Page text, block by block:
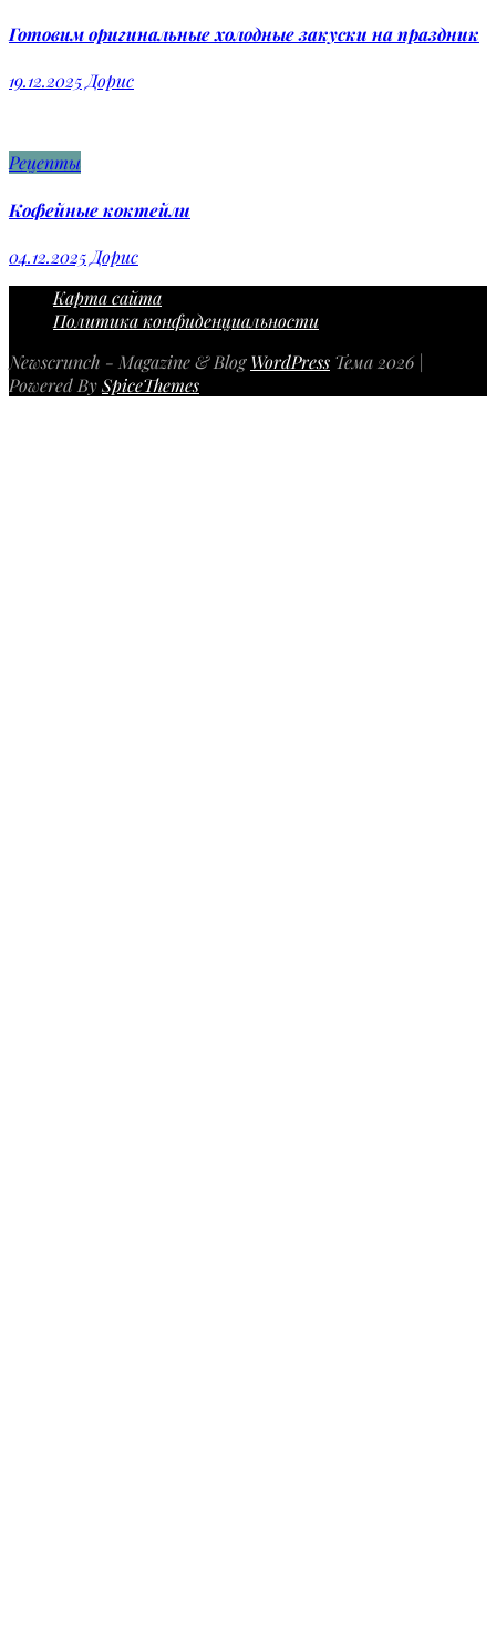
Готовим оригинальные холодные закуски на праздник
19.12.2025Дорис
Рецепты
Кофейные коктейли
04.12.2025 Дорис
Карта сайта
Политика конфиденциальности
Newscrunch - Magazine & BlogWordPress Тема 2026 |
Powered BySpiceThemes